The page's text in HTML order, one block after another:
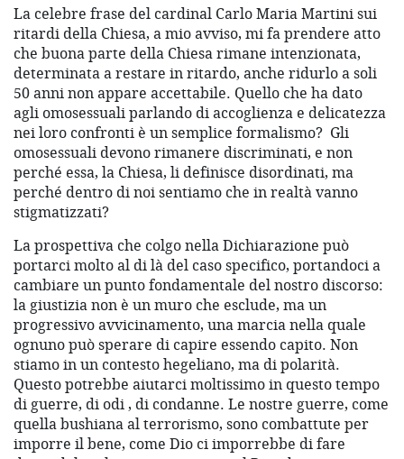
La celebre frase del cardinal Carlo Maria Martini sui
ritardi della Chiesa, a mio avviso, mi fa prendere atto
che buona parte della Chiesa rimane intenzionata,
determinata a restare in ritardo, anche ridurlo a soli
50 anni non appare accettabile. Quello che ha dato
agli omosessuali parlando di accoglienza e delicatezza
nei loro confronti è un semplice formalismo? Gli
omosessuali devono rimanere discriminati, e non
perché essa, la Chiesa, li definisce disordinati, ma
perché dentro di noi sentiamo che in realtà vanno
stigmatizzati?
La prospettiva che colgo nella Dichiarazione può
portarci molto al di là del caso specifico, portandoci a
cambiare un punto fondamentale del nostro discorso:
la giustizia non è un muro che esclude, ma un
progressivo avvicinamento, una marcia nella quale
ognuno può sperare di capire essendo capito. Non
stiamo in un contesto hegeliano, ma di polarità.
Questo potrebbe aiutarci moltissimo in questo tempo
di guerre, di odi , di condanne. Le nostre guerre, come
quella bushiana al terrorismo, sono combattute per
imporre il bene, come Dio ci imporrebbe di fare